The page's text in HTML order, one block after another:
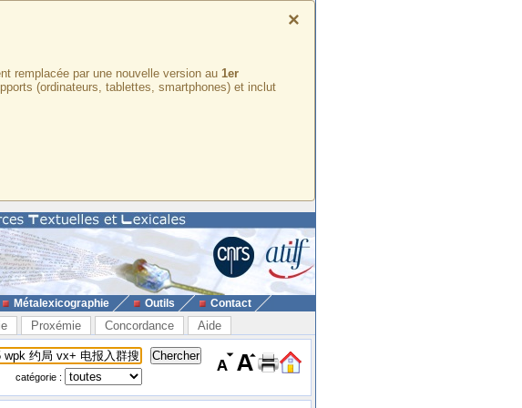
×
remplacée par une nouvelle version au 1er
(ordinateurs, tablettes, smartphones) et inclut
Métalexicographie Outils Contact
Proxémie Concordance Aide
catégorie :